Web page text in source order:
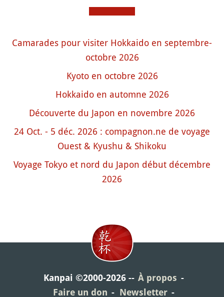
Camarades pour visiter Hokkaido en septembre-
octobre 2026
Kyoto en octobre 2026
Hokkaido en automne 2026
Découverte du Japon en novembre 2026
24 Oct. - 5 déc. 2026 : compagnon.ne de voyage
Ouest & Kyushu & Shikoku
Voyage Tokyo et nord du Japon début décembre
2026
Kanpai ©2000-2026
À propos
Faire un don
Newsletter